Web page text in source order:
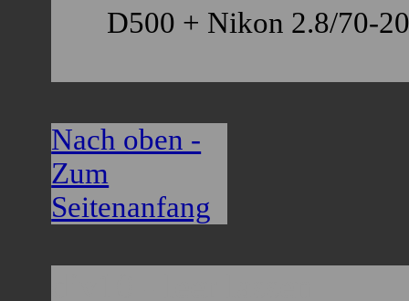
D500 + Nikon 2.8/70-
Nach oben -
Zum
Seitenanfang